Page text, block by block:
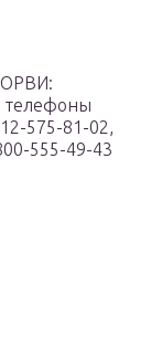
ОРВИ:
575-81-02,
555-49-43